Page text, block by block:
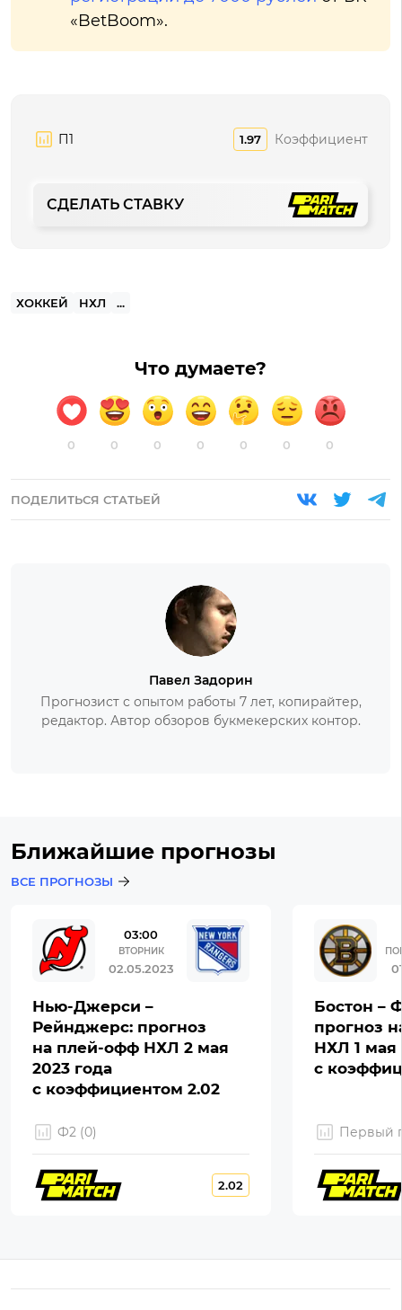
«BetBoom».
П1 1.97 Коэффициент
СДЕЛАТЬ СТАВКУ
ХОККЕЙ НХЛ ...
Что думаете?
0 0 0 0 0 0 0
ПОДЕЛИТЬСЯ СТАТЬЕЙ
Павел Задорин
Прогнозист с опытом работы 7 лет, копирайтер,
редактор. Автор обзоров букмекерских контор.
Ближайшие прогнозы
ВСЕ ПРОГНОЗЫ
03:00
ВТОРНИК
02.05.2023
Нью-Джерси –
Рейнджерс: прогноз
на плей-офф НХЛ 2 мая
2023 года
с коэффициентом 2.02
Ф2 (0)
2.02
Бостон –
прогноз
НХЛ 1 мая
с
Первый